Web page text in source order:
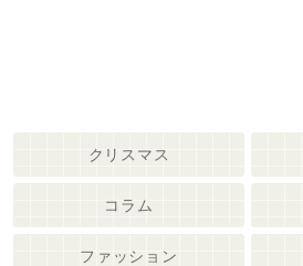
クリスマス
コラム
ファッション